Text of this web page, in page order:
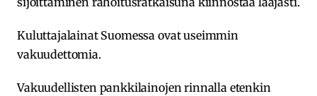
Kuluttajalainat Suomessa ovat useimmin
vakuudettomia.
Vakuudellisten pankkilainojen rinnalla etenkin